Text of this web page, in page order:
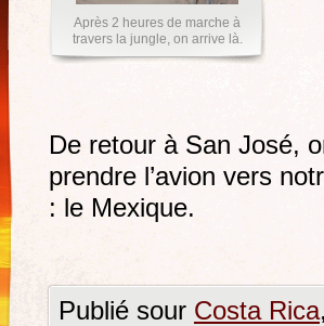
Après 2 heures de marche à
travers la jungle, on arrive là.
De retour à San José,
prendre l’avion vers
: le Mexique.
Publié sour Costa Rica,